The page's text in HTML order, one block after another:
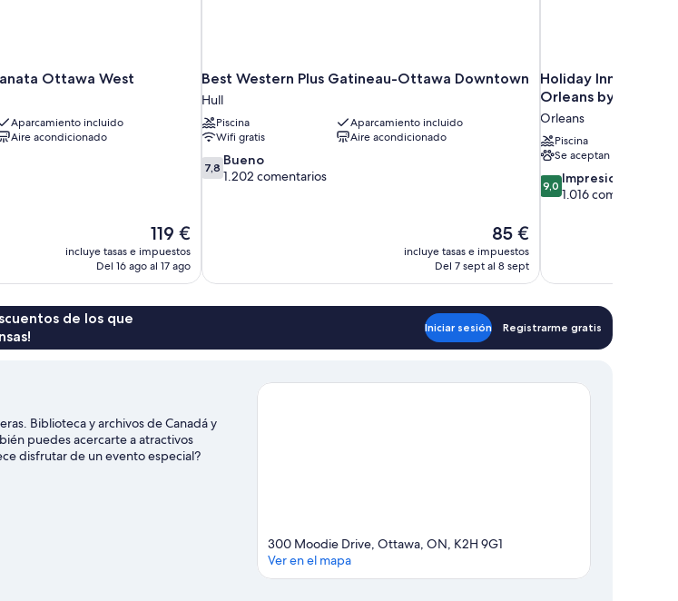
Ottawa West
Aparcamiento incluido
Aire acondicionado
El
precio
actual
119 €
119 €
incluye tasas e impuestos
Del 16 ago al 17 ago
Best Western Plus Gatineau-Ottawa Downtown
Hull
Piscina
Aparcamiento incluido
Wifi gratis
Aire acondicionado
7.8
sobre
7,8 Bueno
1.202 comentarios
El
precio
actual
85 €
85 €
incluye tasas e impuestos
Del 7 sept al 8 sept
Holiday Inn
Orleans by IHG
Orleans
Piscina
Se aceptan mascotas
9.0
sobre
9,0 Impresionante
1.016 comentarios
de los que
Iniciar sesión Registrarme gratis
Biblioteca y archivos de Canadá y
puedes acercarte a atractivos
disfrutar de un evento especial?
Franklin Park.
300 Moodie Drive, Ottawa, ON, K2H 9G1
Ver en el mapa